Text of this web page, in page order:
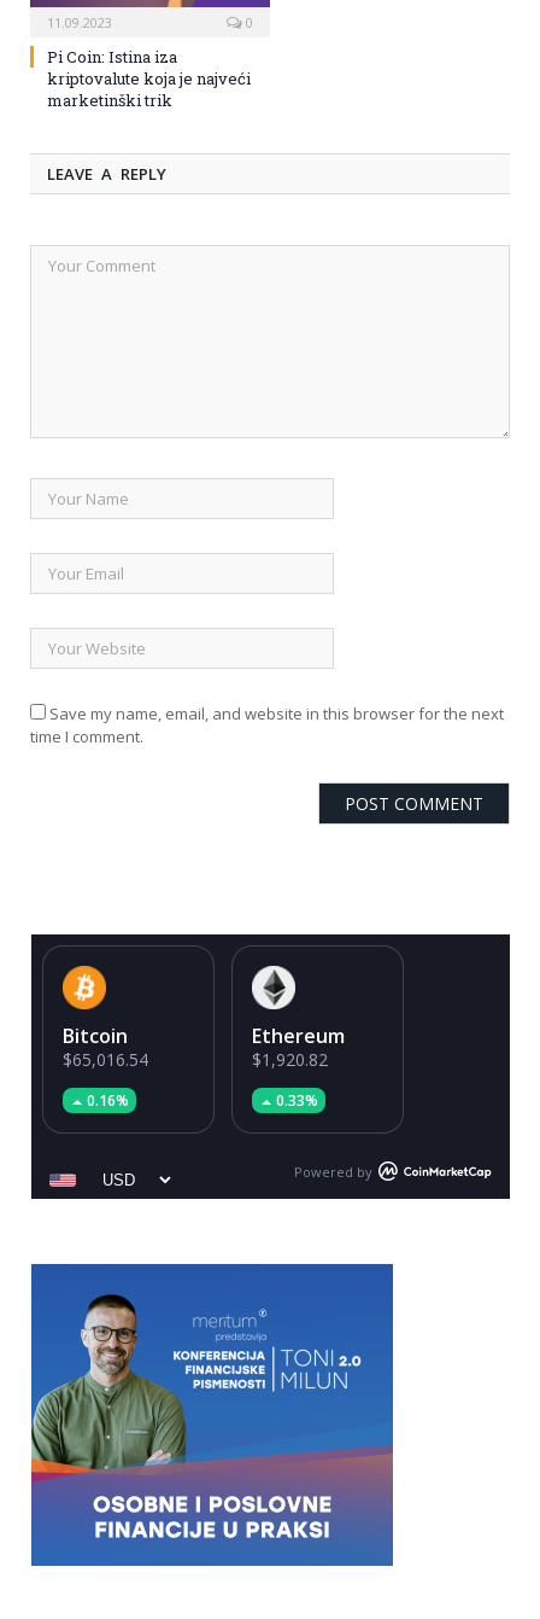
11.09.2023 0
Pi Coin: Istina iza
kriptovalute koja je najveći
marketinški trik
LEAVE A REPLY
Save my name, email, and website in this browser for the next
time I comment.
Bitcoin
$65,016.54
0.16%
Ethereum
$1,920.82
0.33%
Powered by